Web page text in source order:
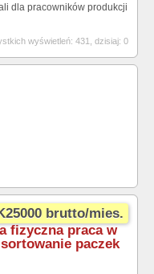
dla pracowników produkcji
wyświetleń: 431, dzisiaj: 0
brutto/mies.
fizyczna praca w
paczek